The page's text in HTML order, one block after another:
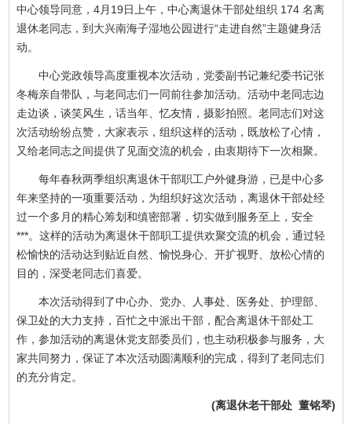
中心领导同意，4月19日上午，中心离退休干部处组织 174 名离
退休老同志，到大兴南海子湿地公园进行“走进自然”主题健身活
动。
中心党政领导高度重视本次活动，党委副书记兼纪委书记张
冬梅亲自带队，与老同志们一同前往参加活动。活动中老同志边
走边谈，谈笑风生，话当年、忆友情，摄影拍照。老同志们对这
次活动纷纷点赞，大家表示，组织这样的活动，既放松了心情，
又给老同志之间提供了见面交流的机会，由衷期待下一次相聚。
每年春秋两季组织离退休干部职工户外健身游，已是中心多
年来坚持的一项重要活动，为组织好这次活动，离退休干部处经
过一个多月的精心筹划和缜密部署，切实做到服务至上，安全
***。这样的活动为离退休干部职工提供欢聚交流的机会，通过轻
松愉快的活动达到贴近自然、愉悦身心、开扩视野、放松心情的
目的，深受老同志们喜爱。
本次活动得到了中心办、党办、人事处、医务处、护理部、
保卫处的大力支持，百忙之中派出干部，配合离退休干部处工
作，参加活动的离退休党支部委员们，也主动积极参与服务，大
家共同努力，保证了本次活动圆满顺利的完成，得到了老同志们
的充分肯定。
(离退休老干部处 董铭琴)